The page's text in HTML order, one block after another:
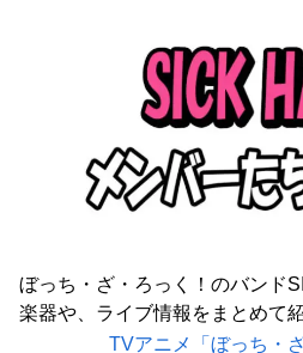
ぼっち・ざ・ろっく！のバンド
楽器や、ライブ情報をまとめて紹
TVアニメ「ぼっち・